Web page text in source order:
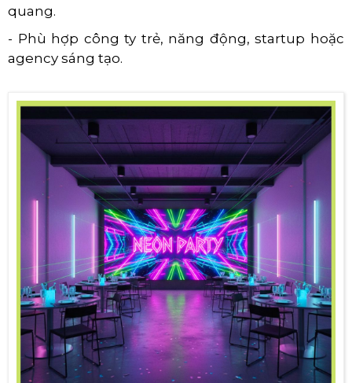
quang.
- Phù hợp công ty trẻ, năng động, startup hoặc
agency sáng tạo.